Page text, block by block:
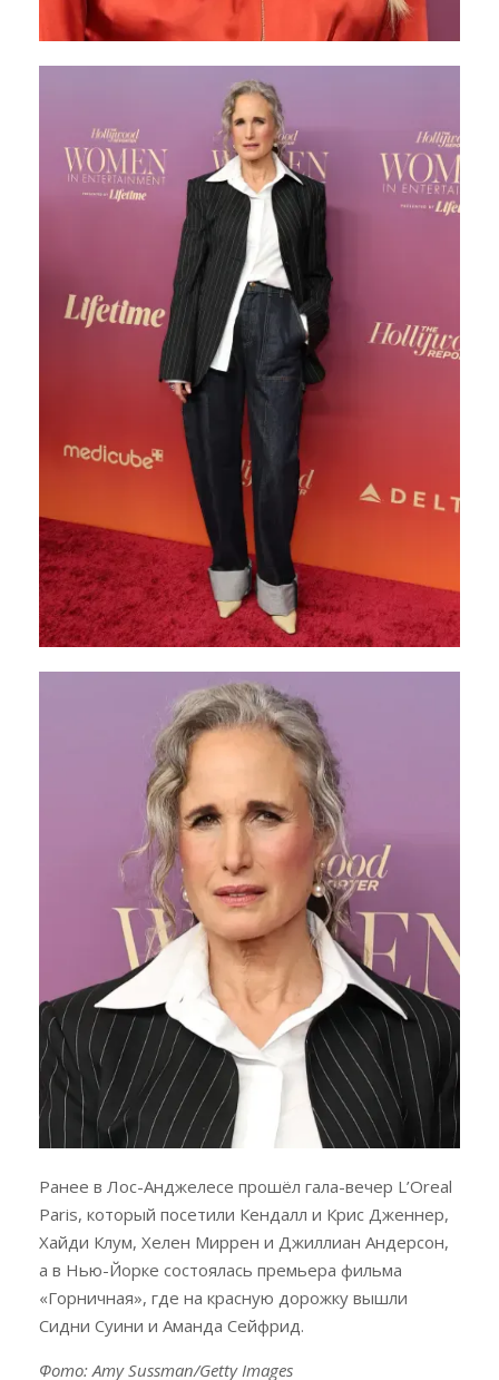
Ранее в Лос-Анджелесе прошёл гала-вечер L’Oreal
Paris, который посетили Кендалл и Крис Дженнер,
Хайди Клум, Хелен Миррен и Джиллиан Андерсон,
а в Нью-Йорке состоялась премьера фильма
«Горничная», где на красную дорожку вышли
Сидни Суини и Аманда Сейфрид.
Фото: Amy Sussman/Getty Images